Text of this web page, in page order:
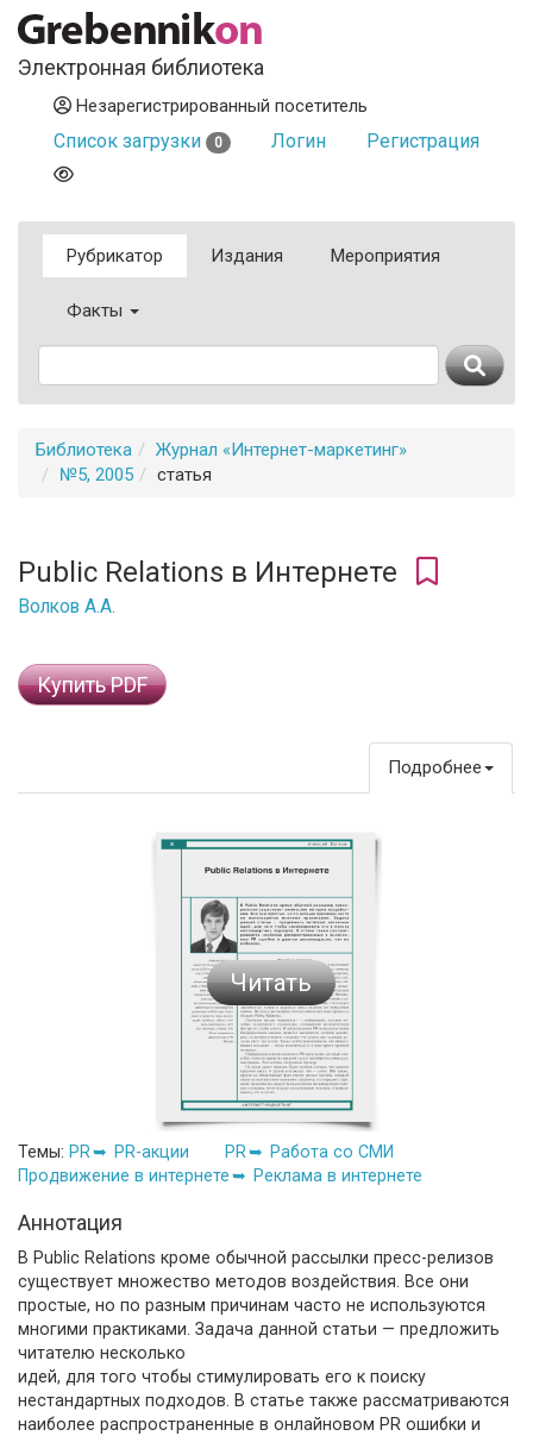
Электронная библиотека
Незарегистрированный посетитель
Список загрузки 0 Логин Регистрация
Рубрикатор Издания Мероприятия
Факты
Библиотека
Журнал «Интернет-маркетинг»
№5, 2005
статья
Public Relations в Интернете
Волков А.А.
Купить PDF
Подробнее
Читать
Темы: PR PR-акции PR
Работа со СМИ
Продвижение в интернете
Реклама в интернете
Аннотация
В Public Relations кроме обычной рассылки пресс-релизов
существует множество методов воздействия. Все они
простые, но по разным причинам часто не используются
многими практиками. Задача данной статьи — предложить
читателю несколько
идей, для того чтобы стимулировать его к поиску
нестандартных подходов. В статье также рассматриваются
наиболее распространенные в онлайновом PR ошибки и